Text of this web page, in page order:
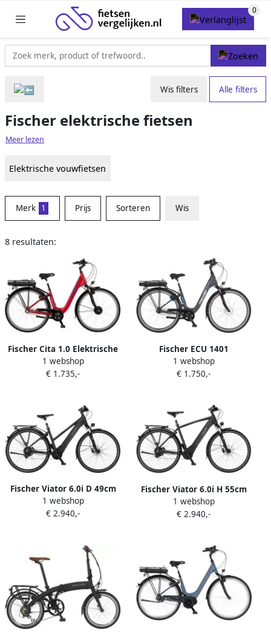
Wis filters Alle filters
Fischer elektrische fietsen
Meer lezen
Elektrische vouwfietsen
Merk 1 Prijs Sorteren Wis
8 resultaten:
Fischer Cita 1.0 Elektrische
Fiets
1 webshop
€ 1.735,-
Fischer ECU 1401
Elektrische Fiets
1 webshop
€ 1.750,-
Fischer Viator 6.0i D 49cm
Trekking Elektrische Fiets
Grijs
1 webshop
€ 2.940,-
Fischer Viator 6.0i H 55cm
Trekking Elektrische Fiets
Grijs
1 webshop
€ 2.940,-